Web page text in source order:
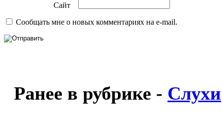
Сайт
Сообщать мне о новых комментариях на e-mail.
Ранее в рубрике - Слухи